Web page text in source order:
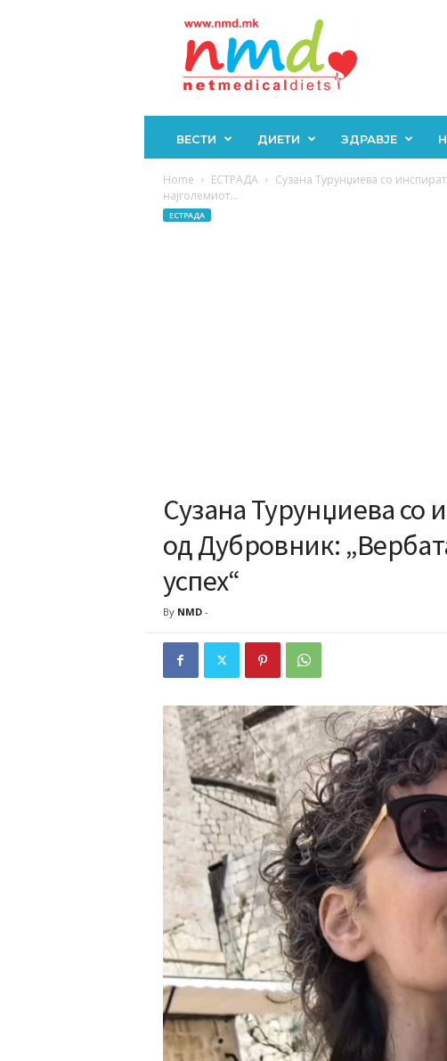
ВЕСТИ ДИЕТИ ЗДРАВЈЕ
Home ЕСТРАДА
Сузана Турунџиева со
најголемиот...
ЕСТРАДА
Сузана Турунџиева со
од Дубровник:
успех“
By NMD-